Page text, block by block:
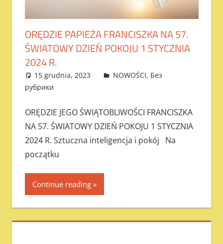
ORĘDZIE PAPIEŻA FRANCISZKA NA 57.
ŚWIATOWY DZIEŃ POKOJU 1 STYCZNIA
2024 R.
15 grudnia, 2023 admin
NOWOŚCI, Без
рубрики
ORĘDZIE JEGO ŚWIĄTOBLIWOŚCI FRANCISZKA
NA 57. ŚWIATOWY DZIEŃ POKOJU 1 STYCZNIA
2024 R. Sztuczna inteligencja i pokój Na
początku
Continue reading